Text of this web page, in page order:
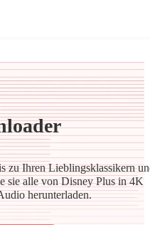
zu Ihren Lieblingsklassikern
sie alle von Disney Plus in 4K
herunterladen.